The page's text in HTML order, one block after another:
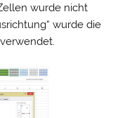
wurde nicht
wurde die